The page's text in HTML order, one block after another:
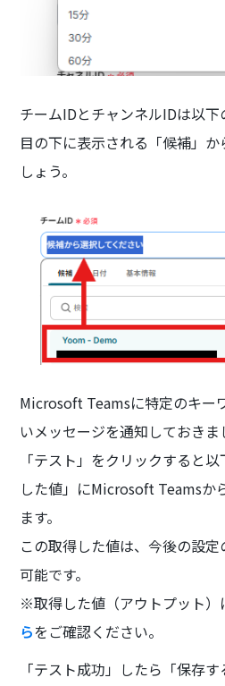
チームIDとチャンネルIDは以
目の下に表示される「候補」
しょう。
Microsoft Teamsに特定のキー
いメッセージを通知しておきま
「テスト」をクリックすると
した値」にMicrosoft Teamsか
ます。
この取得した値は、今後の設
可能です。
※取得した値（アウトプット）
らをご確認ください。
「テスト成功」したら「保存